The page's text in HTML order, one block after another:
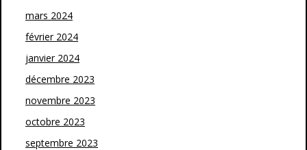
mars 2024
février 2024
janvier 2024
décembre 2023
novembre 2023
octobre 2023
septembre 2023